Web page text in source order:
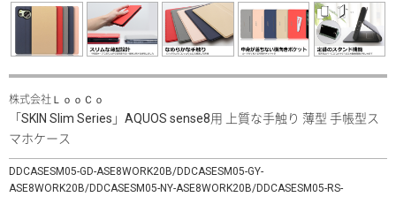
株式会社ＬｏｏＣｏ
「SKIN Slim Series」AQUOS sense8用 上質な手触り 薄型 手帳型ス
マホケース
DDCASESM05-GD-ASE8WORK20B/DDCASESM05-GY-
ASE8WORK20B/DDCASESM05-NY-ASE8WORK20B/DDCASESM05-RS-